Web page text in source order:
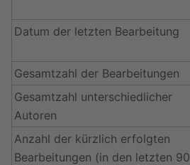
Datum der letzten Bearbeitung
Gesamtzahl der Bearbeitungen
Gesamtzahl unterschiedlicher
Autoren
Anzahl der kürzlich erfolgten
Bearbeitungen (in den letzten 90